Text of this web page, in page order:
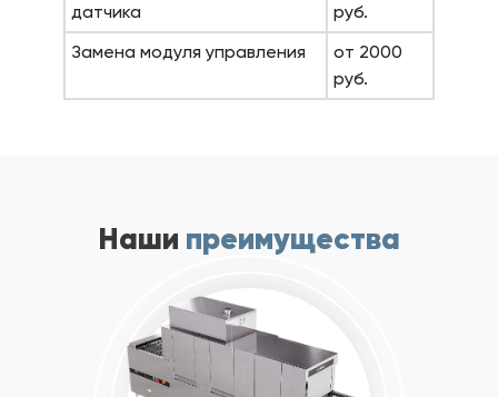
датчика
руб.
Замена модуля управления
от 2000
руб.
Наши преимущества